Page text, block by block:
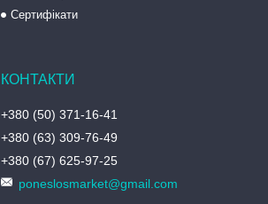
Сертифікати
+380 (50) 371-16-41
+380 (63) 309-76-49
+380 (67) 625-97-25
poneslosmarket@gmail.com